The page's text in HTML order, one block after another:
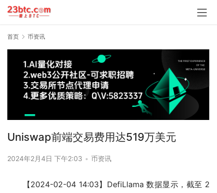
首页 币资讯
Uniswap前端交易费用达519万美元
2024年2月4日 下午2:03 • 币资讯
【2024-02-04 14:03】DefiLlama 数据显示，截至 2